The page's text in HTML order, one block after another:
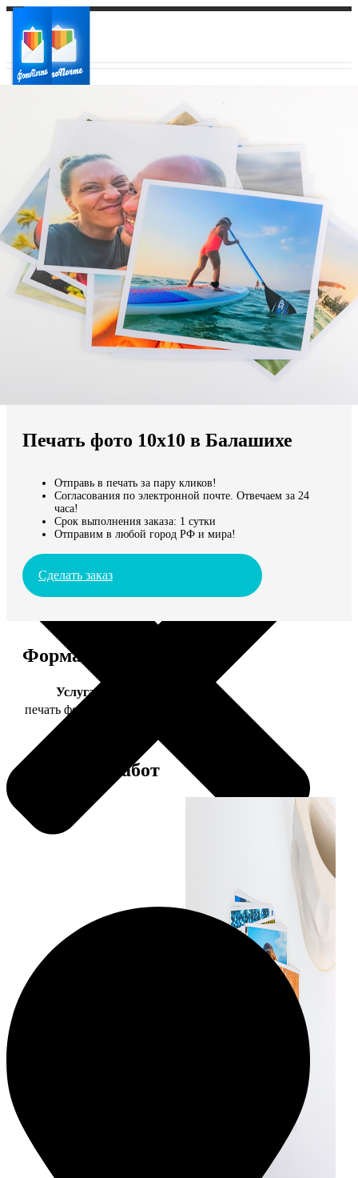
Ваш регион доставки
Выберите из списка:
Мы доставляем по всему миру
Продолжить без города
Печать фото 10х10 в Балашихе
Отправь в печать за пару кликов!
Согласования по электронной почте. Отвечаем за 24
часа!
Срок выполнения заказа: 1 сутки
Отправим в любой город РФ и мира!
Сделать заказ
Форматы и цены
Услуга
печать фото 10х10
Примеры работ